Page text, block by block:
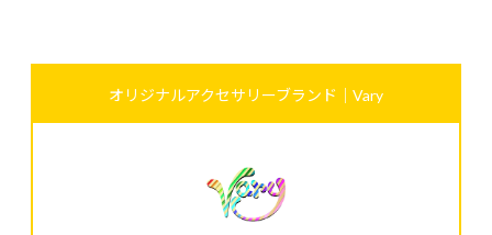
オリジナルアクセサリーブランド｜Vary